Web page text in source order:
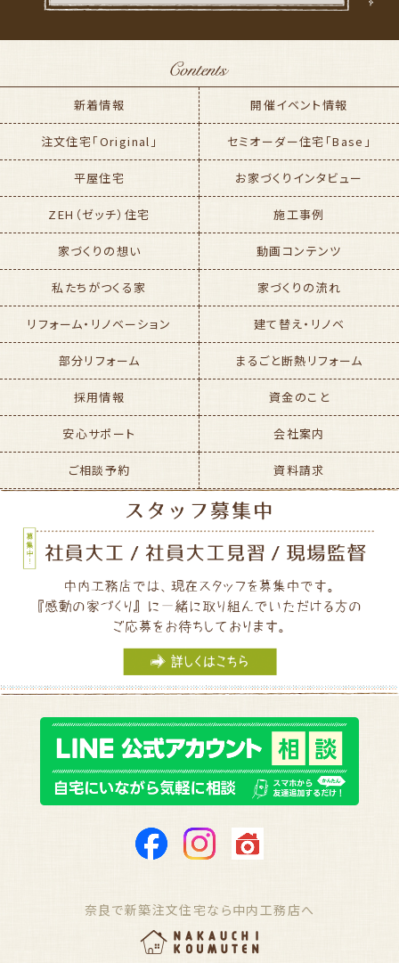
新着情報 開催イベント情報
注文住宅「Original」 セミオーダー住宅「Base」
平屋住宅 お家づくりインタビュー
ZEH（ゼッチ）住宅 施工事例
家づくりの想い 動画コンテンツ
私たちがつくる家 家づくりの流れ
リフォーム・リノベーション 建て替え・リノベ
部分リフォーム まるごと断熱リフォーム
採用情報 資金のこと
安心サポート 会社案内
ご相談予約 資料請求
奈良で新築注文住宅なら中内工務店へ